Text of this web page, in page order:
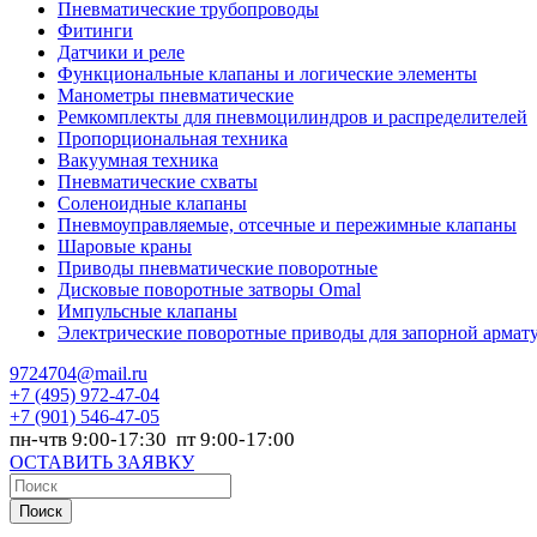
Пневматические трубопроводы
Фитинги
Датчики и реле
Функциональные клапаны и логические элементы
Манометры пневматические
Ремкомплекты для пневмоцилиндров и распределителей
Пропорциональная техника
Вакуумная техника
Пневматические схваты
Соленоидные клапаны
Пневмоуправляемые, отсечные и пережимные клапаны
Шаровые краны
Приводы пневматические поворотные
Дисковые поворотные затворы Omal
Импульсные клапаны
Электрические поворотные приводы для запорной
9724704@mail.ru
+7 (495) 972-47-04
+7 (901) 546-47-05
пн-чтв 9:00-17:30 пт 9:00-17:00
ОСТАВИТЬ ЗАЯВКУ
Поиск